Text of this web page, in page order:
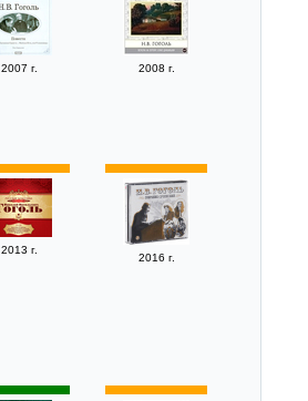
2007 г. 2008 г.
2013 г.
2016 г.